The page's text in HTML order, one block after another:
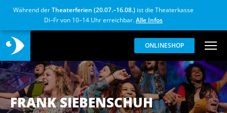
Während derTheaterferien (20.07.–16.08.) ist die Theaterkasse
Di–Fr von 10–14 Uhr erreichbar.Alle Infos
ONLINESHOP
FRANK SIEBENSCHUH